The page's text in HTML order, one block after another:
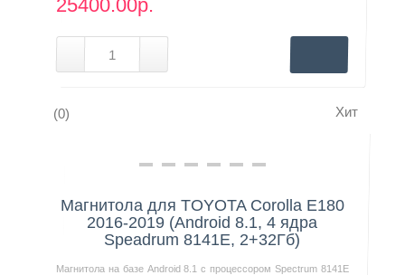
25400.00р.
(0) Хит
Нашли дешевле?
Магнитола для TOYOTA Corolla E180
2016-2019 (Android 8.1, 4 ядра
Speadrum 8141E, 2+32Гб)
Магнитола на базе Android 8.1 с процессором Spectrum 8141E